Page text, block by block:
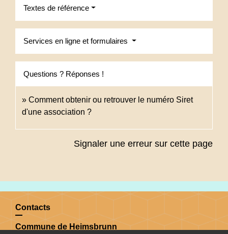
Textes de référence
Services en ligne et formulaires
Questions ? Réponses !
Comment obtenir ou retrouver le numéro Siret
d'une association ?
Signaler une erreur sur cette page
Contacts
Commune de Heimsbrunn